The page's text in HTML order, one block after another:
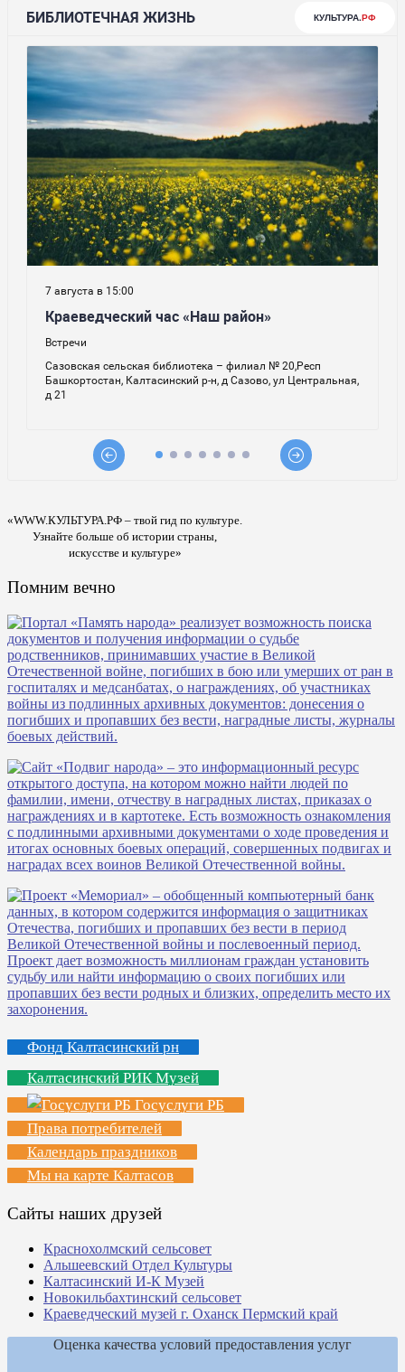
«WWW.КУЛЬТУРА.РФ – твой гид по культуре.
Узнайте больше об истории страны,
искусстве и культуре»
Помним вечно
Фонд Калтасинский рн
Калтасинский РИК Музей
Госуслуги РБ
Права потребителей
Календарь праздников
Мы на карте Калтасов
Сайты наших друзей
Краснохолмский сельсовет
Альшеевский Отдел Культуры
Калтасинский И-К Музей
Новокильбахтинский сельсовет
Краеведческий музей г. Оханск Пермский край
Оценка качества условий предоставления услуг